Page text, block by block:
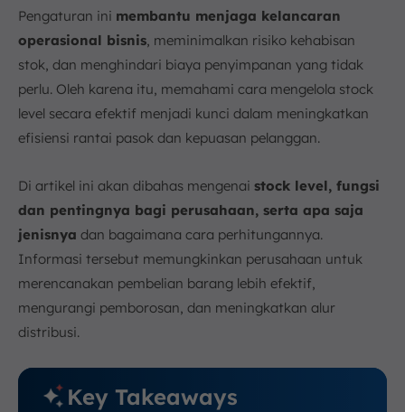
c. Gangguan Pasokan
d. Biaya Penyimpanan yang Tinggi
e. Ketidakpastian Ekonomi dan Pasar
6. Strategi Pengelolaan Stock Level yang Optimal
a. Perkiraan Permintaan
b. Pengelolaan Stok Pengaman
d. Implementasi Software Inventory Management
Terbaik
FAQ:
Pengaturan ini membantu menjaga kelancaran
operasional bisnis, meminimalkan risiko kehabisan
stok, dan menghindari biaya penyimpanan yang tidak
perlu. Oleh karena itu, memahami cara mengelola stock
level secara efektif menjadi kunci dalam meningkatkan
efisiensi rantai pasok dan kepuasan pelanggan.
Di artikel ini akan dibahas mengenai stock level, fungsi
dan pentingnya bagi perusahaan, serta apa saja
jenisnya dan bagaimana cara perhitungannya.
Informasi tersebut memungkinkan perusahaan untuk
merencanakan pembelian barang lebih efektif,
mengurangi pemborosan, dan meningkatkan alur
distribusi.
Key Takeaways